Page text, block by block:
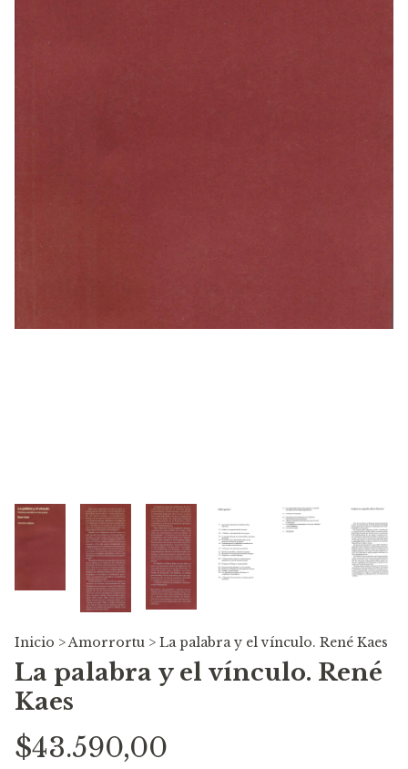
Inicio > Amorrortu > La palabra y el vínculo. René Kaes
La palabra y el vínculo. René
Kaes
$43.590,00